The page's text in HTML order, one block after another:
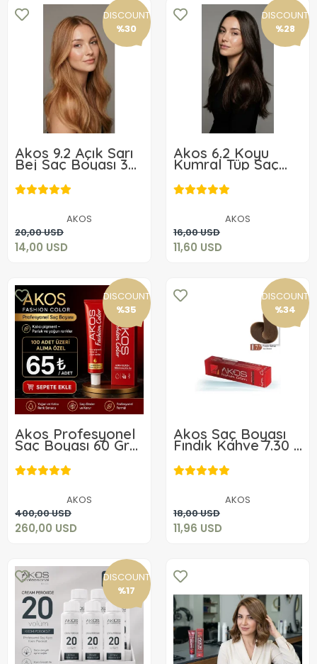
DISCOUNT
%30
Akos 9.2 Açık Sarı
Bej Saç Boyası 3
adet Boya + 3
Adet Oksidan
AKOS
20,00 USD
14,00 USD
14,00 USD
Add to cart
DISCOUNT
%28
Akos 6.2 Koyu
Kumral Tüp Saç
Boyası 60 ML ( 3
Adet Boya+ 3 Adet
Oksidan)
AKOS
16,00 USD
11,60 USD
11,60 USD
Add to cart
DISCOUNT
%35
Akos Profesyonel
Saç Boyası 60 Gr
100 Adet
Kampanyalı Satış
AKOS
400,00 USD
260,00 USD
260,00 USD
Add to cart
DISCOUNT
%34
Akos Saç Boyası
Fındık Kahve 7.30 3
adet
AKOS
18,00 USD
11,96 USD
11,96 USD
Add to cart
DISCOUNT
%17